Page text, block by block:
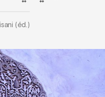
(éd.)